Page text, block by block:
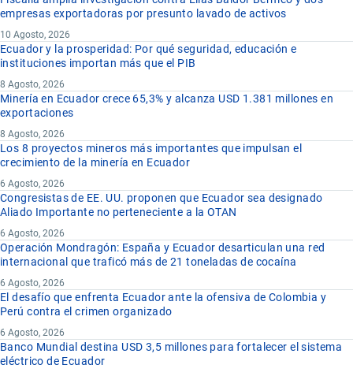
empresas exportadoras por presunto lavado de activos
10 Agosto, 2026
Ecuador y la prosperidad: Por qué seguridad, educación e
instituciones importan más que el PIB
8 Agosto, 2026
Minería en Ecuador crece 65,3% y alcanza USD 1.381 millones en
exportaciones
8 Agosto, 2026
Los 8 proyectos mineros más importantes que impulsan el
crecimiento de la minería en Ecuador
6 Agosto, 2026
Congresistas de EE. UU. proponen que Ecuador sea designado
Aliado Importante no perteneciente a la OTAN
6 Agosto, 2026
Operación Mondragón: España y Ecuador desarticulan una red
internacional que traficó más de 21 toneladas de cocaína
6 Agosto, 2026
El desafío que enfrenta Ecuador ante la ofensiva de Colombia y
Perú contra el crimen organizado
6 Agosto, 2026
Banco Mundial destina USD 3,5 millones para fortalecer el sistema
eléctrico de Ecuador